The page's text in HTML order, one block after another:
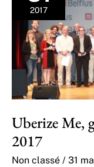
2017
Uberize Me,
2017
Non classé / 31